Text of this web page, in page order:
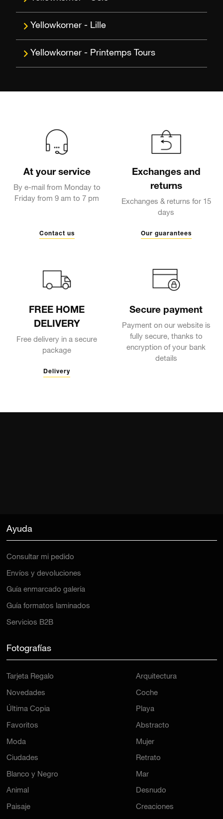
Lille
Printemps Tours
At your service
By e-mail from Monday to
Friday from 9 am to 7 pm
Contact us
Exchanges and
returns
Exchanges & returns for 15
days
Our guarantees
FREE HOME
DELIVERY
Free delivery in a secure
package
Delivery
Secure payment
Payment on our website is
fully secure, thanks to
encryption of your bank
details
Ayuda
Consultar mi pedido
Envíos y devoluciones
Guía enmarcado galería
Guía formatos laminados
Servicios B2B
Fotografías
Tarjeta Regalo
Novedades
Última Copia
Favoritos
Moda
Ciudades
Blanco y Negro
Animal
Paisaje
Arquitectura
Coche
Playa
Abstracto
Mujer
Retrato
Mar
Desnudo
Creaciones